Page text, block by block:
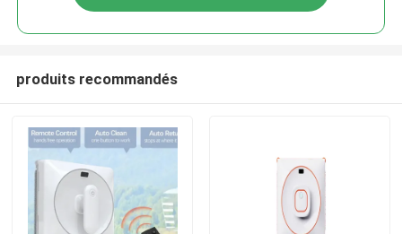
produits recommandés